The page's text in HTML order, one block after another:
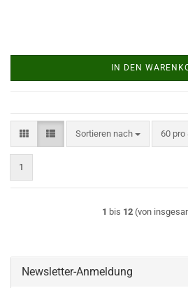
IN DEN
Sortieren nach
Sortieren nach 60 pro
pro
1
1 bis 12 (von
Newsletter-Anmeldung